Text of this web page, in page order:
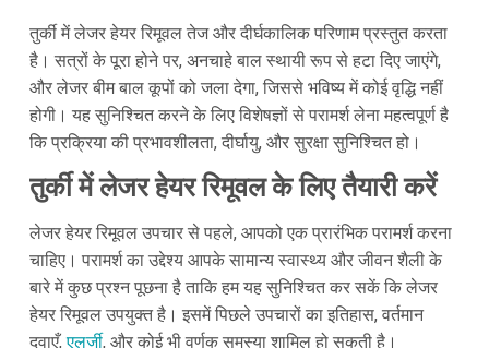
तुर्की में लेजर हेयर रिमूवल तेज और दीर्घकालिक परिणाम प्रस्तुत करता
है। सत्रों के पूरा होने पर, अनचाहे बाल स्थायी रूप से हटा दिए जाएंगे,
और लेजर बीम बाल कूपों को जला देगा, जिससे भविष्य में कोई वृद्धि नहीं
होगी। यह सुनिश्चित करने के लिए विशेषज्ञों से परामर्श लेना महत्वपूर्ण है
कि प्रक्रिया की प्रभावशीलता, दीर्घायु, और सुरक्षा सुनिश्चित हो।
तुर्की में लेजर हेयर रिमूवल के लिए तैयारी करें
लेजर हेयर रिमूवल उपचार से पहले, आपको एक प्रारंभिक परामर्श करना
चाहिए। परामर्श का उद्देश्य आपके सामान्य स्वास्थ्य और जीवन शैली के
बारे में कुछ प्रश्न पूछना है ताकि हम यह सुनिश्चित कर सकें कि लेजर
हेयर रिमूवल उपयुक्त है। इसमें पिछले उपचारों का इतिहास, वर्तमान
दवाएँ,एलर्जी, और कोई भी वर्णक समस्या शामिल हो सकती है।